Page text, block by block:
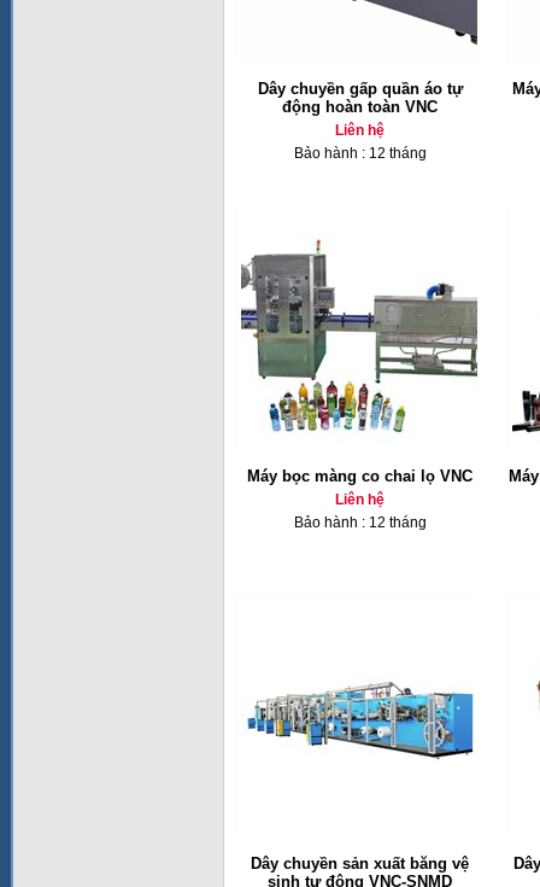
Dây chuyền gấp quần áo tự
động hoàn toàn VNC
Liên hệ
Bảo hành : 12 tháng
Máy bọc màng co chai lọ VNC
Liên hệ
Bảo hành : 12 tháng
Dây chuyền sản xuất băng vệ
sinh tự động VNC-SNMD